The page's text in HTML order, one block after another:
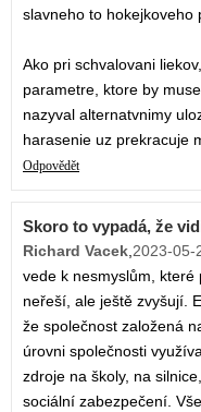
slavneho to hokejkoveho
Ako pri schvalovani
parametre, ktore by
nazyval alternatvnimy
harasenie uz prekracuje
Odpovědět
Skoro to vypadá, že
Richard Vacek,2023-05-
vede k nesmyslům,
neřeší, ale ještě zvyšují.
že společnost založená
úrovni společnosti
zdroje na školy, na
sociální zabezpečení.